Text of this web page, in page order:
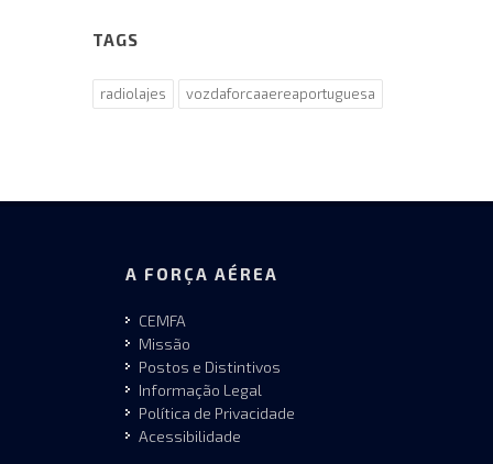
TAGS
radiolajes vozdaforcaaereaportuguesa
A FORÇA AÉREA
CEMFA
Missão
Postos e Distintivos
Informação Legal
Política de Privacidade
Acessibilidade